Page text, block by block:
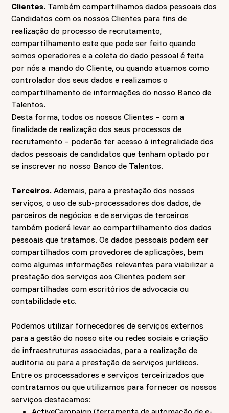
Clientes. Também compartilhamos dados pessoais dos
Candidatos com os nossos Clientes para fins de
realização do processo de recrutamento,
compartilhamento este que pode ser feito quando
somos operadores e a coleta do dado pessoal é feita
por nós a mando do Cliente, ou quando atuamos como
controlador dos seus dados e realizamos o
compartilhamento de informações do nosso Banco de
Talentos.
Desta forma, todos os nossos Clientes – com a
finalidade de realização dos seus processos de
recrutamento – poderão ter acesso à integralidade dos
dados pessoais de candidatos que tenham optado por
se inscrever no nosso Banco de Talentos.
Terceiros.Ademais, para a prestação dos nossos
serviços, o uso de sub-processadores dos dados, de
parceiros de negócios e de serviços de terceiros
também poderá levar ao compartilhamento dos dados
pessoais que tratamos. Os dados pessoais podem ser
compartilhados com provedores de aplicações, bem
como algumas informações relevantes para viabilizar a
prestação dos serviços aos Clientes podem ser
compartilhadas com escritórios de advocacia ou
contabilidade etc.
Podemos utilizar fornecedores de serviços externos
para a gestão do nosso site ou redes sociais e criação
de infraestruturas associadas, para a realização de
auditoria ou para a prestação de serviços jurídicos.
Entre os processadores e serviços terceirizados que
contratamos ou que utilizamos para fornecer os nossos
serviços destacamos: